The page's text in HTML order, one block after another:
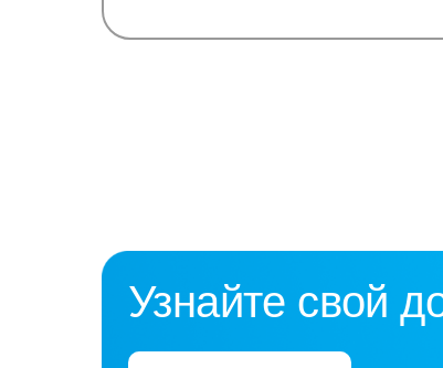
Узнайте свой